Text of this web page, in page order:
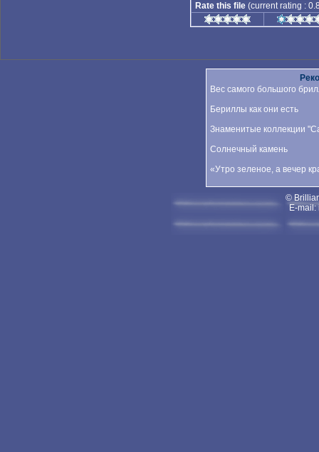
Rate this file (current rating :
Вес самого большого
Бериллы как они есть
Знаменитые коллекции
Солнечный камень
«Утро зеленое, а вечер
©
E-mail: